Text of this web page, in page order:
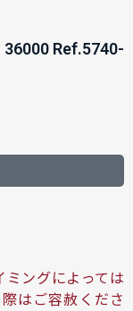
Ref.5740-
ミングによっては
はご容赦くださ